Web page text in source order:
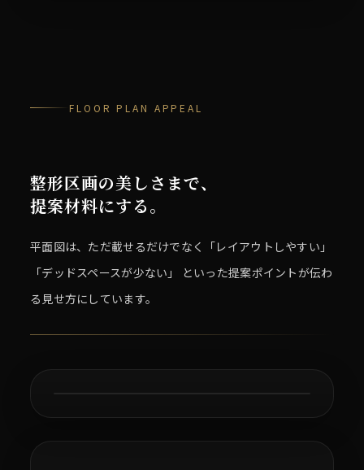
FLOOR PLAN APPEAL
整形区画の美しさまで、
提案材料にする。
平面図は、ただ載せるだけでなく「レイアウトしやすい」
「デッドスペースが少ない」 といった提案ポイントが伝わ
る見せ方にしています。